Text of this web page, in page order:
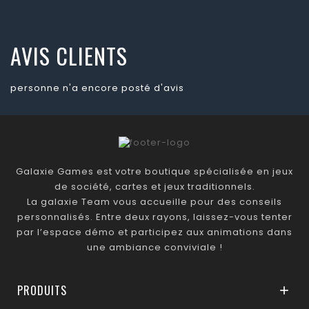
AVIS CLIENTS
personne n'a encore posté d'avis
Galaxie Games est votre boutique spécialisée en jeux
de société, cartes et jeux traditionnels.
La galaxie Team vous accueille pour des conseils
personnalisés. Entre deux rayons, laissez-vous tenter
par l’espace démo et participez aux animations dans
une ambiance conviviale !
PRODUITS 